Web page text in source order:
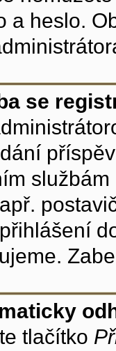
a heslo.
se
tlačítko